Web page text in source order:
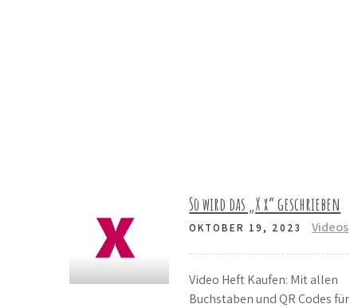
So wird das „X x“ geschrieben
OKTOBER 19, 2023 Videos
Video Heft Kaufen: Mit allen
Buchstaben und QR Codes für